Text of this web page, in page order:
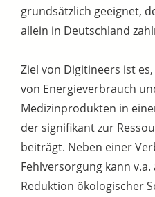
grundsätzlich geeignet,
allein in Deutschland
Ziel von Digitineers ist
von Energieverbrauch
Medizinprodukten in
der signifikant zur
beiträgt. Neben einer
Fehlversorgung kann
Reduktion ökologischer